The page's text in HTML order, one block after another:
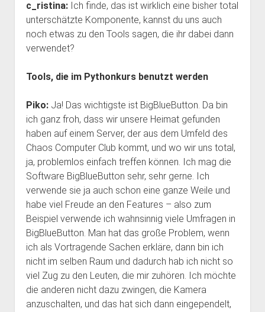
c_ristina:Ich finde, das ist wirklich eine bisher total
unterschätzte Komponente, kannst du uns auch
noch etwas zu den Tools sagen, die ihr dabei dann
verwendet?
Tools, die im Pythonkurs benutzt werden
Piko:Ja! Das wichtigste ist BigBlueButton. Da bin
ich ganz froh, dass wir unsere Heimat gefunden
haben auf einem Server, der aus dem Umfeld des
Chaos Computer Club kommt, und wo wir uns total,
ja, problemlos einfach treffen können. Ich mag die
Software BigBlueButton sehr, sehr gerne. Ich
verwende sie ja auch schon eine ganze Weile und
habe viel Freude an den Features – also zum
Beispiel verwende ich wahnsinnig viele Umfragen in
BigBlueButton. Man hat das große Problem, wenn
ich als Vortragende Sachen erkläre, dann bin ich
nicht im selben Raum und dadurch hab ich nicht so
viel Zug zu den Leuten, die mir zuhören. Ich möchte
die anderen nicht dazu zwingen, die Kamera
anzuschalten, und das hat sich dann eingependelt,